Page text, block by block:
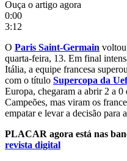
Ouça o artigo agora
0:00
3:12
O Paris Saint-Germain voltou
quarta-feira, 13. Em final
Itália, a equipe francesa
com o título Supercopa da
Europa, chegaram a abrir 2 a
Campeões, mas viram os
empatar e levar a decisão para
PLACAR agora está nas
revista digital